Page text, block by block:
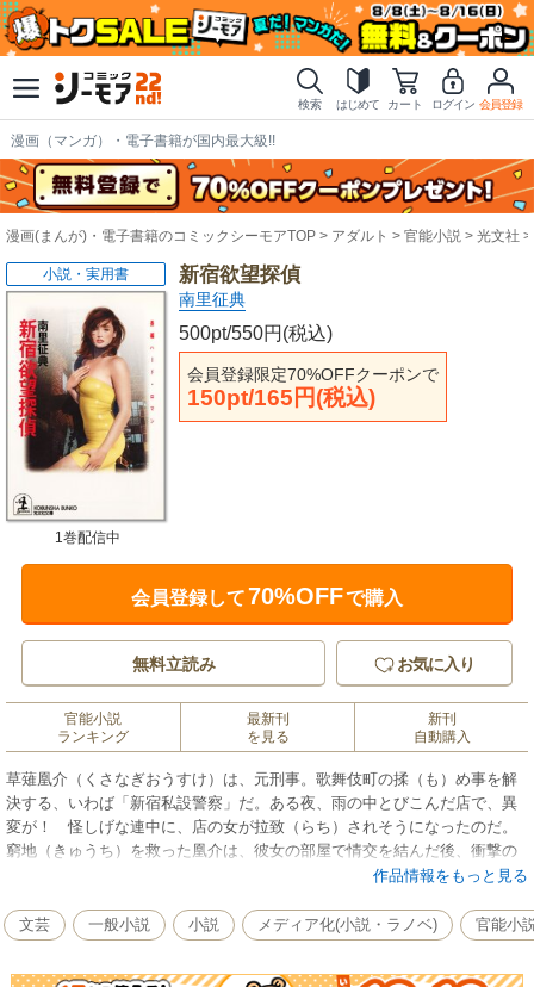
検索 はじめて カート ログイン 会員登録
漫画（マンガ）・電子書籍が国内最大級!!
漫画(まんが)・電子書籍のコミックシーモアTOP アダルト 官能小説 光文社
新宿欲望探偵
南里征典
500pt/550円(税込)
会員登録限定70%OFFクーポンで
150pt/165円(税込)
小説・実用書
1巻配信中
会員登録して70%OFFで購入
無料立読み お気に入り
官能小説
ランキング
最新刊
を見る
新刊
自動購入
草薙凰介（くさなぎおうすけ）は、元刑事。歌舞伎町の揉（も）め事を解
決する、いわば「新宿私設警察」だ。ある夜、雨の中とびこんだ店で、異
変が！ 怪しげな連中に、店の女が拉致（らち）されそうになったのだ。
窮地（きゅうち）を救った凰介は、彼女の部屋で情交を結んだ後、衝撃の
事実を聞いた……。欲望渦巻く街・新宿。事件の裏には常に、男と女の情
作品情報をもっと見る
文芸 一般小説 小説 メディア化(小説・ラノベ) 官能小